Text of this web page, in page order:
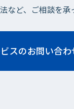
ど、ご相談を承
スのお問い合わ